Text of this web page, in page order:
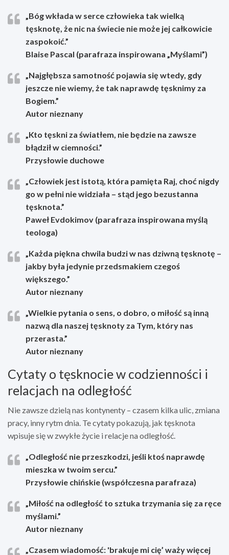
„Bóg wkłada w serce człowieka tak wielką
tęsknotę, że nic na świecie nie może jej całkowicie
zaspokoić.”
Blaise Pascal (parafraza inspirowana „Myślami”)
„Najgłębsza samotność pojawia się wtedy, gdy
jeszcze nie wiemy, że tak naprawdę tęsknimy za
Bogiem.”
Autor nieznany
„Kto tęskni za światłem, nie będzie na zawsze
błądził w ciemności.”
Przysłowie duchowe
„Człowiek jest istotą, która pamięta Raj, choć nigdy
go w pełni nie widziała – stąd jego bezustanna
tęsknota.”
Paweł Evdokimov (parafraza inspirowana myślą
teologa)
„Każda piękna chwila budzi w nas dziwną tęsknotę –
jakby była jedynie przedsmakiem czegoś
większego.”
Autor nieznany
„Wielkie pytania o sens, o dobro, o miłość są inną
nazwą dla naszej tęsknoty za Tym, który nas
przerasta.”
Autor nieznany
Cytaty o tęsknocie w codzienności i
relacjach na odległość
Nie zawsze dzielą nas kontynenty – czasem kilka ulic, zmiana
pracy, inny rytm dnia. Te cytaty pokazują, jak tęsknota
wpisuje się w zwykłe życie i relacje na odległość.
„Odległość nie przeszkodzi, jeśli ktoś naprawdę
mieszka w twoim sercu.”
Przysłowie chińskie (współczesna parafraza)
„Miłość na odległość to sztuka trzymania się za ręce
myślami.”
Autor nieznany
„Czasem wiadomość: 'brakuje mi cię’ waży więcej